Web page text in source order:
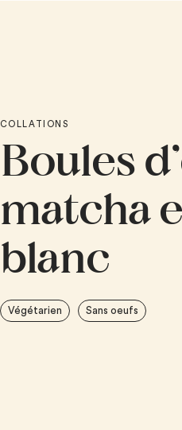
3/4 tasse
de noix de cajou
1/4 c. à thé
de sel
1 1/2 tasse
de flocons d’avoine
1 c. à soupede poudre de thé
1/2 tasse
blanc
1 c. à soupede sirop d’érable
1/4 tasse
de lait
COLLATIONS
Boules
matcha
blanc
Végétarien Sans oeufs